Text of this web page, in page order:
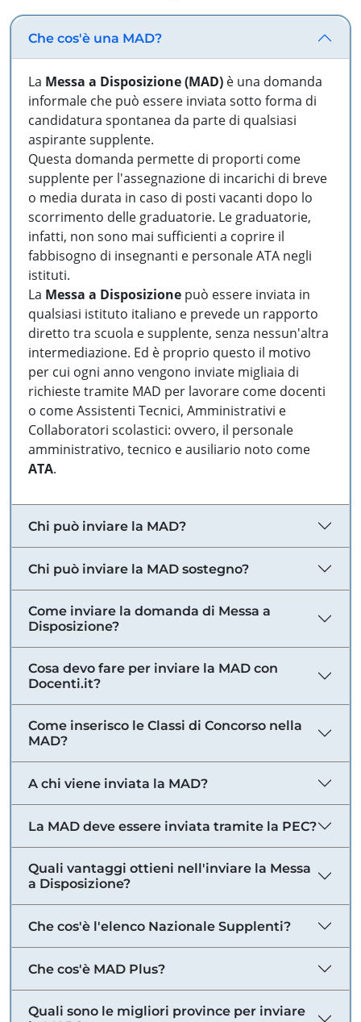
Che cos'è una MAD?
La Messa a Disposizione (MAD) è una domanda
informale che può essere inviata sotto forma di
candidatura spontanea da parte di qualsiasi
aspirante supplente.
Questa domanda permette di proporti come
supplente per l'assegnazione di incarichi di breve
o media durata in caso di posti vacanti dopo lo
scorrimento delle graduatorie. Le graduatorie,
infatti, non sono mai sufficienti a coprire il
fabbisogno di insegnanti e personale ATA negli
istituti.
La Messa a Disposizione può essere inviata in
qualsiasi istituto italiano e prevede un rapporto
diretto tra scuola e supplente, senza nessun'altra
intermediazione. Ed è proprio questo il motivo
per cui ogni anno vengono inviate migliaia di
richieste tramite MAD per lavorare come docenti
o come Assistenti Tecnici, Amministrativi e
Collaboratori scolastici: ovvero, il personale
amministrativo, tecnico e ausiliario noto come
ATA.
Chi può inviare la MAD?
Chi può inviare la MAD sostegno?
Come inviare la domanda di Messa a
Disposizione?
Cosa devo fare per inviare la MAD con
Docenti.it?
Come inserisco le Classi di Concorso nella
MAD?
A chi viene inviata la MAD?
La MAD deve essere inviata tramite la PEC?
Quali vantaggi ottieni nell'inviare la Messa
a Disposizione?
Che cos'è l'elenco Nazionale Supplenti?
Che cos'è MAD Plus?
Quali sono le migliori province per inviare